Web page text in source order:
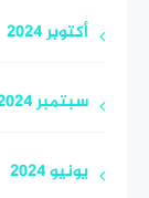
أكتوبر 2024
سبتمبر 2024
يونيو 2024